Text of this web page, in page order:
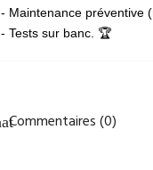
- Maintenance préventive
- Tests sur banc. 🏆
Commentaires (0)